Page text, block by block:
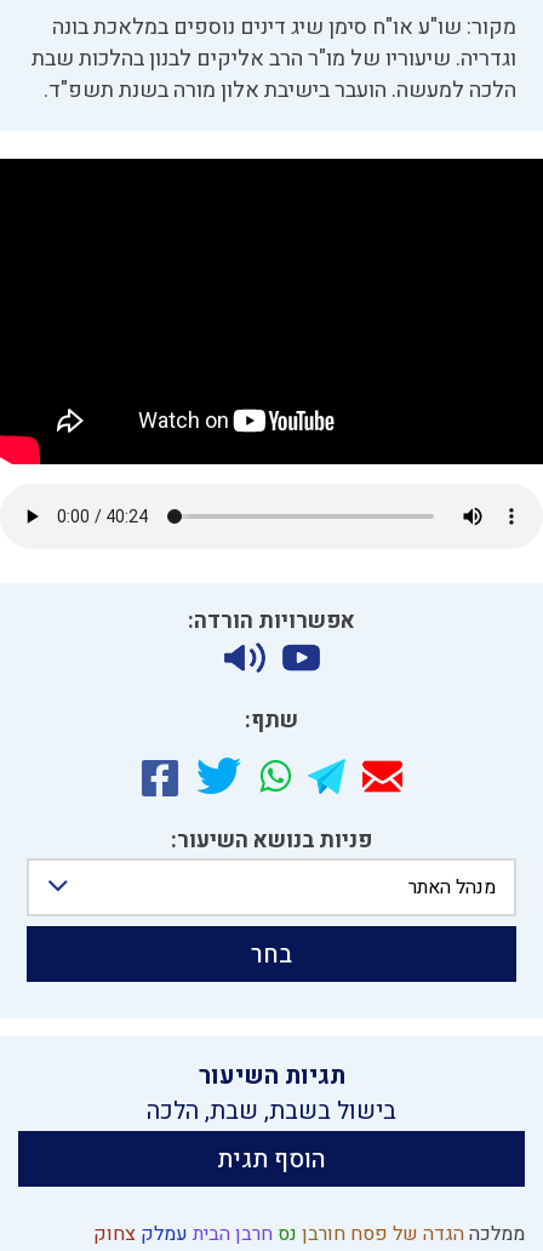
מקור: שו"ע או"ח סימן שיג דינים נוספים במלאכת בונה
וגדריה. שיעוריו של מו"ר הרב אליקים לבנון בהלכות שבת
הלכה למעשה. הועבר בישיבת אלון מורה בשנת תשפ"ד.
ממלכההגדה של פסח חורבן נס חרבן הבית עמלק צחוק
אפשרויות הורדה:
שתף:
פניות בנושא השיעור:
מנהל האתר
בחר
תגיות השיעור
בישול בשבת, שבת, הלכה
הוסף תגית